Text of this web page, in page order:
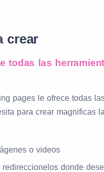
crear
todas las
pages le ofrece todas
para crear magnificas
o videos
donde